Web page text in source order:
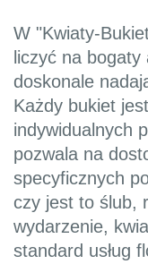
W "Kwiaty-
liczyć na
doskonale
Każdy bukiet
indywidualnych
pozwala na
specyficznych
czy jest to ślub,
wydarzenie,
standard usług